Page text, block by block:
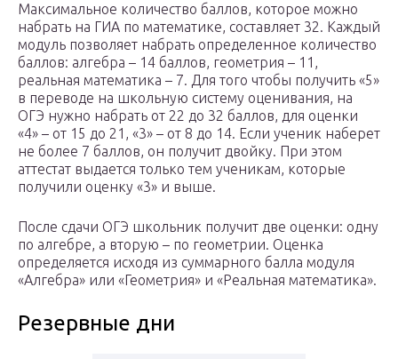
Максимальное количество баллов, которое можно
набрать на ГИА по математике, составляет 32. Каждый
модуль позволяет набрать определенное количество
баллов: алгебра – 14 баллов, геометрия – 11,
реальная математика – 7. Для того чтобы получить «5»
в переводе на школьную систему оценивания, на
ОГЭ нужно набрать от 22 до 32 баллов, для оценки
«4» – от 15 до 21, «3» – от 8 до 14. Если ученик наберет
не более 7 баллов, он получит двойку. При этом
аттестат выдается только тем ученикам, которые
получили оценку «3» и выше.
После сдачи ОГЭ школьник получит две оценки: одну
по алгебре, а вторую – по геометрии. Оценка
определяется исходя из суммарного балла модуля
«Алгебра» или «Геометрия» и «Реальная математика».
Резервные дни